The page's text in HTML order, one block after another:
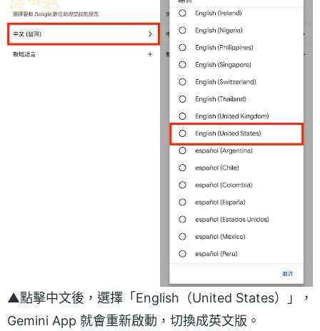
▲點擊中文後，選擇「English（United States）」，
Gemini App 就會重新啟動，切換成英文版。